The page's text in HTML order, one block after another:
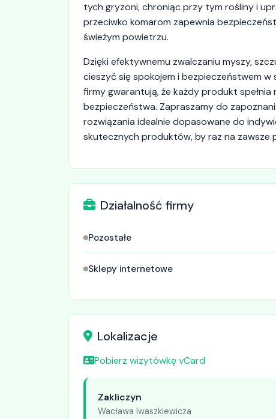
tych gryzoni, chroniąc przy tym rośliny i
przeciwko komarom zapewnia
świeżym powietrzu.
Dzięki efektywnemu zwalczaniu myszy,
cieszyć się spokojem i bezpieczeństwem
firmy gwarantują, że każdy produkt
bezpieczeństwa. Zapraszamy do
rozwiązania idealnie dopasowane do
skutecznych produktów, by raz na zawsze
Działalność firmy
Pozostałe
Sklepy internetowe
Lokalizacje
Pobierz wizytówkę vCard
Zakliczyn
Wacława Iwaszkiewicza